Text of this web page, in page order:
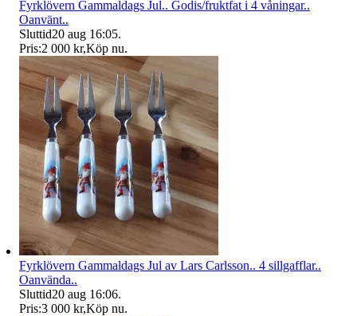
Fyrklövern Gammaldags Jul.. Godis/fruktfat i 4 våningar..
Oanvänt..
Sluttid20 aug 16:05.
Pris:2 000 kr,Köp nu.
Fyrklövern Gammaldags Jul av Lars Carlsson.. 4 sillgafflar..
Oanvända..
Sluttid20 aug 16:06.
Pris:3 000 kr,Köp nu.